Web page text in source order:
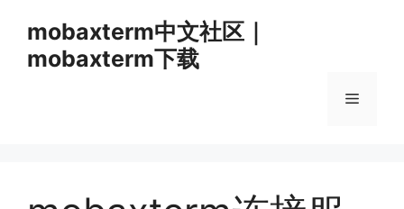
mobaxterm中文社区｜
mobaxterm下载
菜